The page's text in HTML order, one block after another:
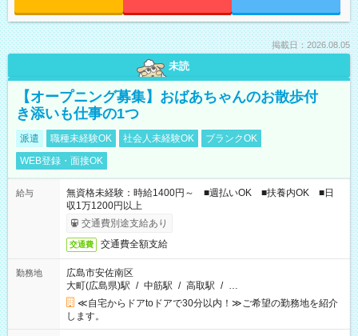
掲載日：2026.08.05
未読
【オープニング募集】おばあちゃんのお散歩付
き添いも仕事の1つ
派遣 職種未経験OK 社会人未経験OK
ブランクOK
WEB登録・面接OK
給与
無資格未経験：時給1400円～ ■週払いOK ■扶養内OK ■日
収1万1200円以上
交通費別途支給あり
交通費 交通費全額支給
勤務地
広島市安佐南区
大町(広島県)駅 / 中筋駅 / 高取駅 / …
≪自宅からドアtoドアで30分以内！≫ご希望の勤務地を紹介
します。